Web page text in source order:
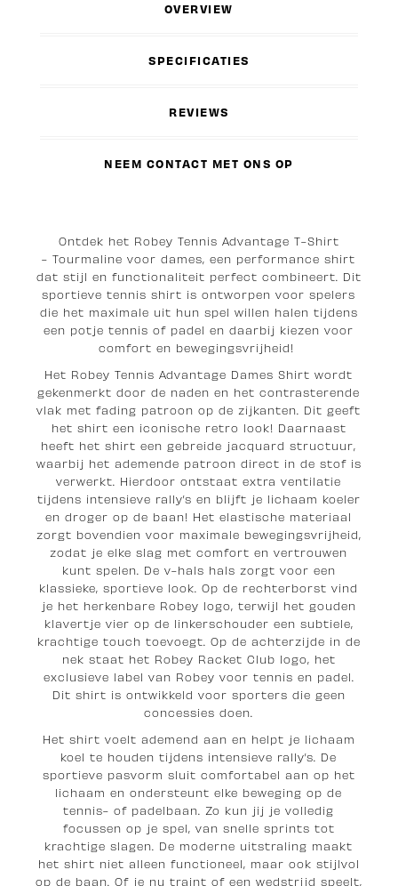
OVERVIEW
SPECIFICATIES
REVIEWS
NEEM CONTACT MET ONS OP
Ontdek het Robey Tennis Advantage T-Shirt
- Tourmaline voor dames, een performance shirt
dat stijl en functionaliteit perfect combineert. Dit
sportieve tennis shirt is ontworpen voor spelers
die het maximale uit hun spel willen halen tijdens
een potje tennis of padel en daarbij kiezen voor
comfort en bewegingsvrijheid!
Het Robey Tennis Advantage Dames Shirt wordt
gekenmerkt door de naden en het contrasterende
vlak met fading patroon op de zijkanten. Dit geeft
het shirt een iconische retro look! Daarnaast
heeft het shirt een gebreide jacquard structuur,
waarbij het ademende patroon direct in de stof is
verwerkt. Hierdoor ontstaat extra ventilatie
tijdens intensieve rally’s en blijft je lichaam koeler
en droger op de baan! Het elastische materiaal
zorgt bovendien voor maximale bewegingsvrijheid,
zodat je elke slag met comfort en vertrouwen
kunt spelen. De v-hals hals zorgt voor een
klassieke, sportieve look. Op de rechterborst vind
je het herkenbare Robey logo, terwijl het gouden
klavertje vier op de linkerschouder een subtiele,
krachtige touch toevoegt. Op de achterzijde in de
nek staat het Robey Racket Club logo, het
exclusieve label van Robey voor tennis en padel.
Dit shirt is ontwikkeld voor sporters die geen
concessies doen.
Het shirt voelt ademend aan en helpt je lichaam
koel te houden tijdens intensieve rally’s. De
sportieve pasvorm sluit comfortabel aan op het
lichaam en ondersteunt elke beweging op de
tennis- of padelbaan. Zo kun jij je volledig
focussen op je spel, van snelle sprints tot
krachtige slagen. De moderne uitstraling maakt
het shirt niet alleen functioneel, maar ook stijlvol
op de baan. Of je nu traint of een wedstrijd speelt,